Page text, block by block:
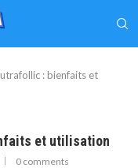
: bienfaits et
et utilisation
0 comments